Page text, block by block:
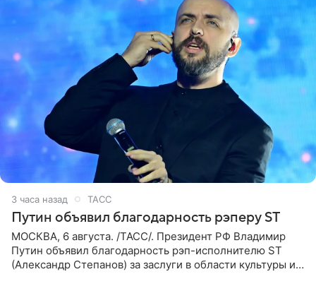
3 часа назад ТАСС
Путин объявил благодарность рэперу ST
МОСКВА, 6 августа. /ТАСС/. Президент РФ Владимир
Путин объявил благодарность рэп-исполнителю ST
(Александр Степанов) за заслуги в области культуры и